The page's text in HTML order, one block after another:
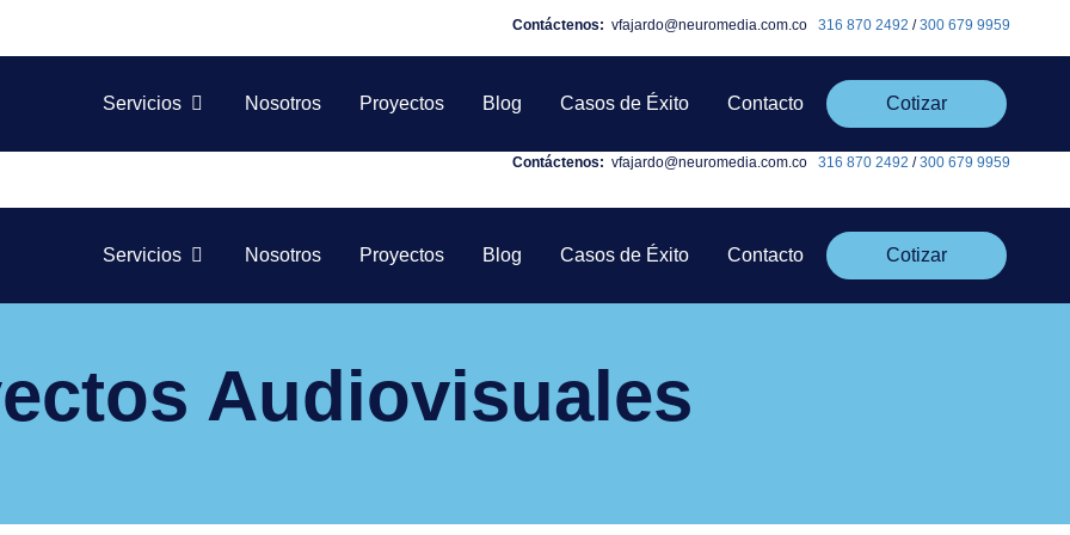
Contáctenos: vfajardo@neuromedia.com.co 316 870 2492 /300 679 9959
Servicios Nosotros Proyectos Blog Casos de Éxito Contacto Cotizar
Contáctenos: vfajardo@neuromedia.com.co 316 870 2492 /300 679 9959
Servicios Nosotros Proyectos Blog Casos de Éxito Contacto Cotizar
Audiovisuales